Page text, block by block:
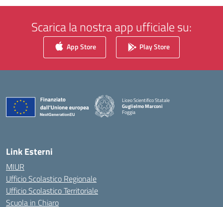
Scarica la nostra app ufficiale su:
App Store Play Store
Liceo Scientifico Statale
Guglielmo Marconi
Foggia
— Visita la pagina iniziale della scuola
Link Esterni
MIUR
Ufficio Scolastico Regionale
Ufficio Scolastico Territoriale
Scuola in Chiaro